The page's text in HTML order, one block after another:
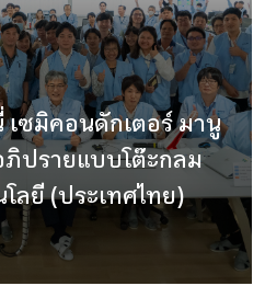
ซมิคอนดักเตอร์ มานู
ภิปรายแบบโต๊ะกลม
ลยี (ประเทศไทย)